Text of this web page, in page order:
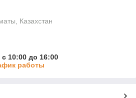
Казахстан
10:00 до 16:00
работы